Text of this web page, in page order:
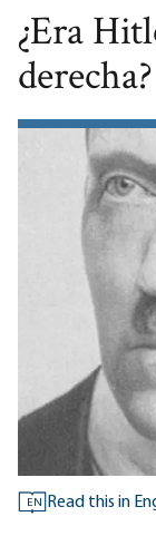
¿Era
derecha?
EN Read this in